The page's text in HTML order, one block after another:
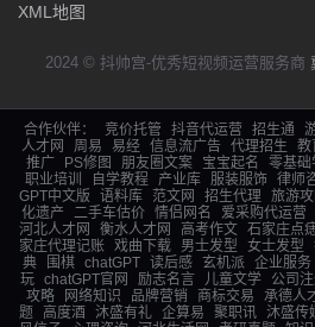
XML地图
2024 © 抖帅宫-优秀短视频运营服务商
合作伙伴： 竞价托管 抖音代运营 招生通
人才网
周易 易经 信息流广告 代理招生 教
推广
PS修图 朋友圈文案 宝宝起名 零基础
职业培训
自学教程 产业库 服装服饰 律师
GPT中文版
语料库 范文网 招生代理 旅游
化遗产
二手车估价 情侣网名 爱采购代运营
河北人才网
衡水人才网 高考作文 石家庄点
家庄代理记账 戏曲下载 男士发型 女士发型
典
围棋 chatGPT 读后感 玄机派 企业服务
玩 chatGPT官网 励志名言 儿童文学 公司
攻略
网络知识 品牌营销 商标交易 承德人
题
高度酒 沐盛有礼 企算易 聚职讯 沐盛传